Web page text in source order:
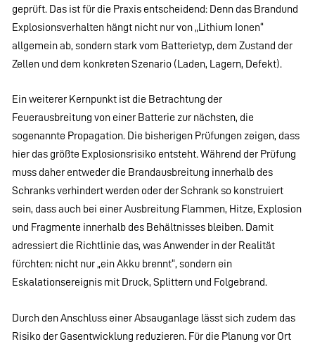
geprüft. Das ist für die Praxis entscheidend: Denn das Brandund
Explosionsverhalten hängt nicht nur von „Lithium Ionen“
allgemein ab, sondern stark vom Batterietyp, dem Zustand der
Zellen und dem konkreten Szenario (Laden, Lagern, Defekt).
Ein weiterer Kernpunkt ist die Betrachtung der
Feuerausbreitung von einer Batterie zur nächsten, die
sogenannte Propagation. Die bisherigen Prüfungen zeigen, dass
hier das größte Explosionsrisiko entsteht. Während der Prüfung
muss daher entweder die Brandausbreitung innerhalb des
Schranks verhindert werden oder der Schrank so konstruiert
sein, dass auch bei einer Ausbreitung Flammen, Hitze, Explosion
und Fragmente innerhalb des Behältnisses bleiben. Damit
adressiert die Richtlinie das, was Anwender in der Realität
fürchten: nicht nur „ein Akku brennt“, sondern ein
Eskalationsereignis mit Druck, Splittern und Folgebrand.
Durch den Anschluss einer Absauganlage lässt sich zudem das
Risiko der Gasentwicklung reduzieren. Für die Planung vor Ort